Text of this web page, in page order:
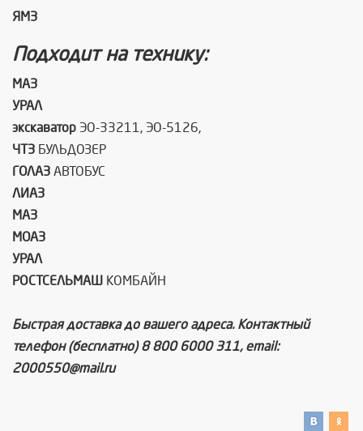
ЯМЗ
Подходит на технику:
МАЗ
УРАЛ
экскаватор ЭО-33211, ЭО-5126,
ЧТЗ БУЛЬДОЗЕР
ГОЛАЗ АВТОБУС
ЛИАЗ
МАЗ
МОАЗ
УРАЛ
РОСТСЕЛЬМАШ КОМБАЙН
Быстрая доставка до вашего адреса. Контактный
телефон (бесплатно) 8 800 6000 311, email:
2000550@mail.ru